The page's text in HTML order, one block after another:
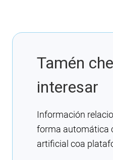
Tamén
interesar
Información
forma automática
artificial coa